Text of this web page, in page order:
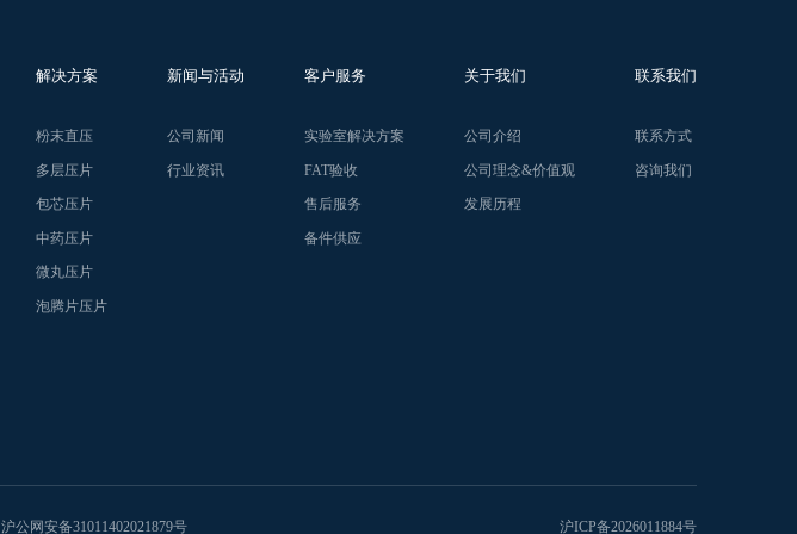
解决方案
粉末直压
多层压片
包芯压片
中药压片
微丸压片
泡腾片压片
新闻与活动
公司新闻
行业资讯
客户服务
实验室解决方案
FAT验收
售后服务
备件供应
关于我们
公司介绍
公司理念&价值观
发展历程
联系我们
联系方式
咨询我们
沪公网安备31011402021879号 沪ICP备2026011884号